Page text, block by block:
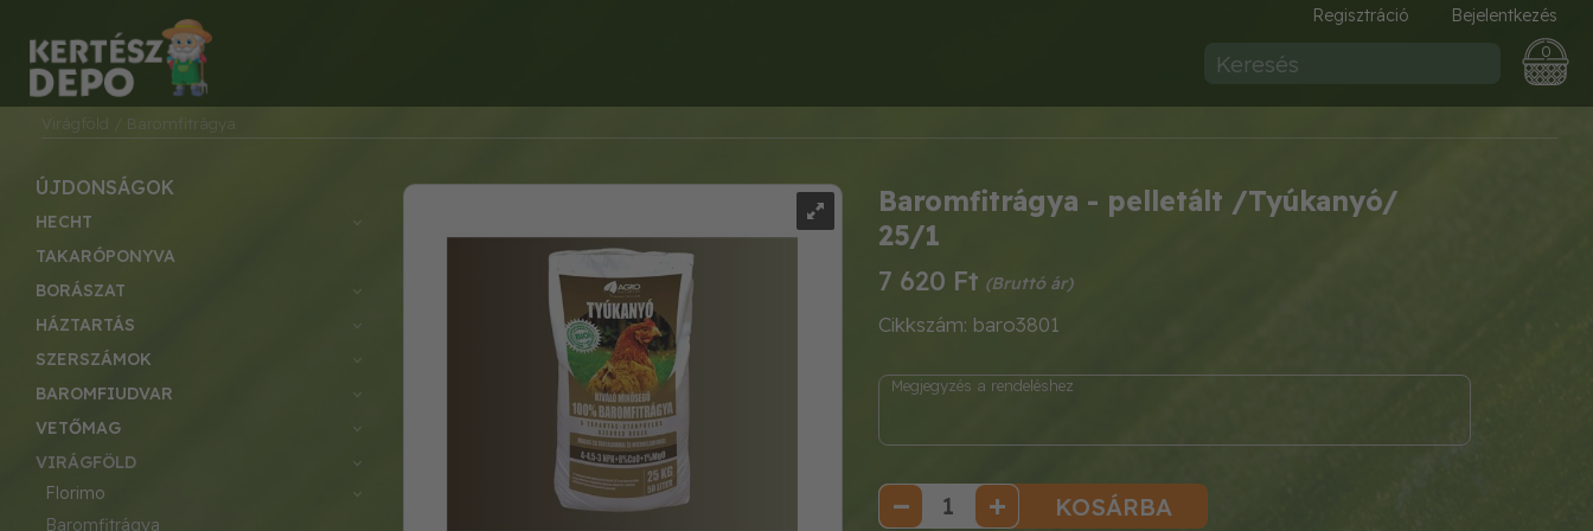
Regisztráció Bejelentkezés
0
Virágföld / Baromfitrágya
Baromfitrágya - pelletált /Tyúkanyó/
25/1
7 620 Ft
Cikkszám: baro3801
KOSÁRBA
ÚJDONSÁGOK
HECHT
TAKARÓPONYVA
BORÁSZAT
HÁZTARTÁS
SZERSZÁMOK
BAROMFIUDVAR
VETŐMAG
VIRÁGFÖLD
florimo
baromfitrágya